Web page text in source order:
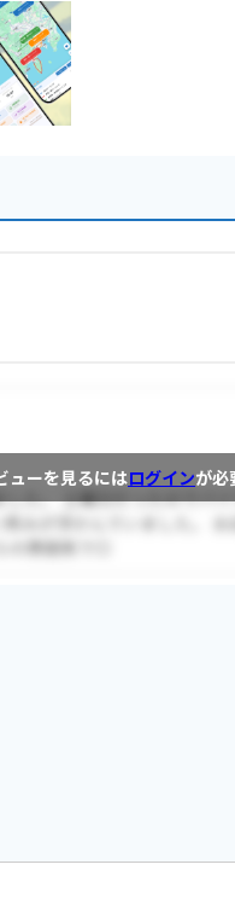
ューを見るにはログインが必